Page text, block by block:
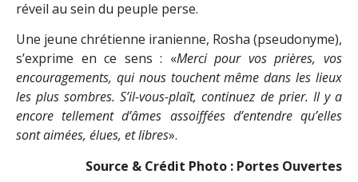
réveil au sein du peuple perse.
Une jeune chrétienne iranienne, Rosha (pseudonyme),
s’exprime en ce sens : «Merci pour vos prières, vos
encouragements, qui nous touchent même dans les lieux
les plus sombres. S’il-vous-plaît, continuez de prier. Il y a
encore tellement d’âmes assoiffées d’entendre qu’elles
sont aimées, élues, et libres».
Source & Crédit Photo : Portes Ouvertes